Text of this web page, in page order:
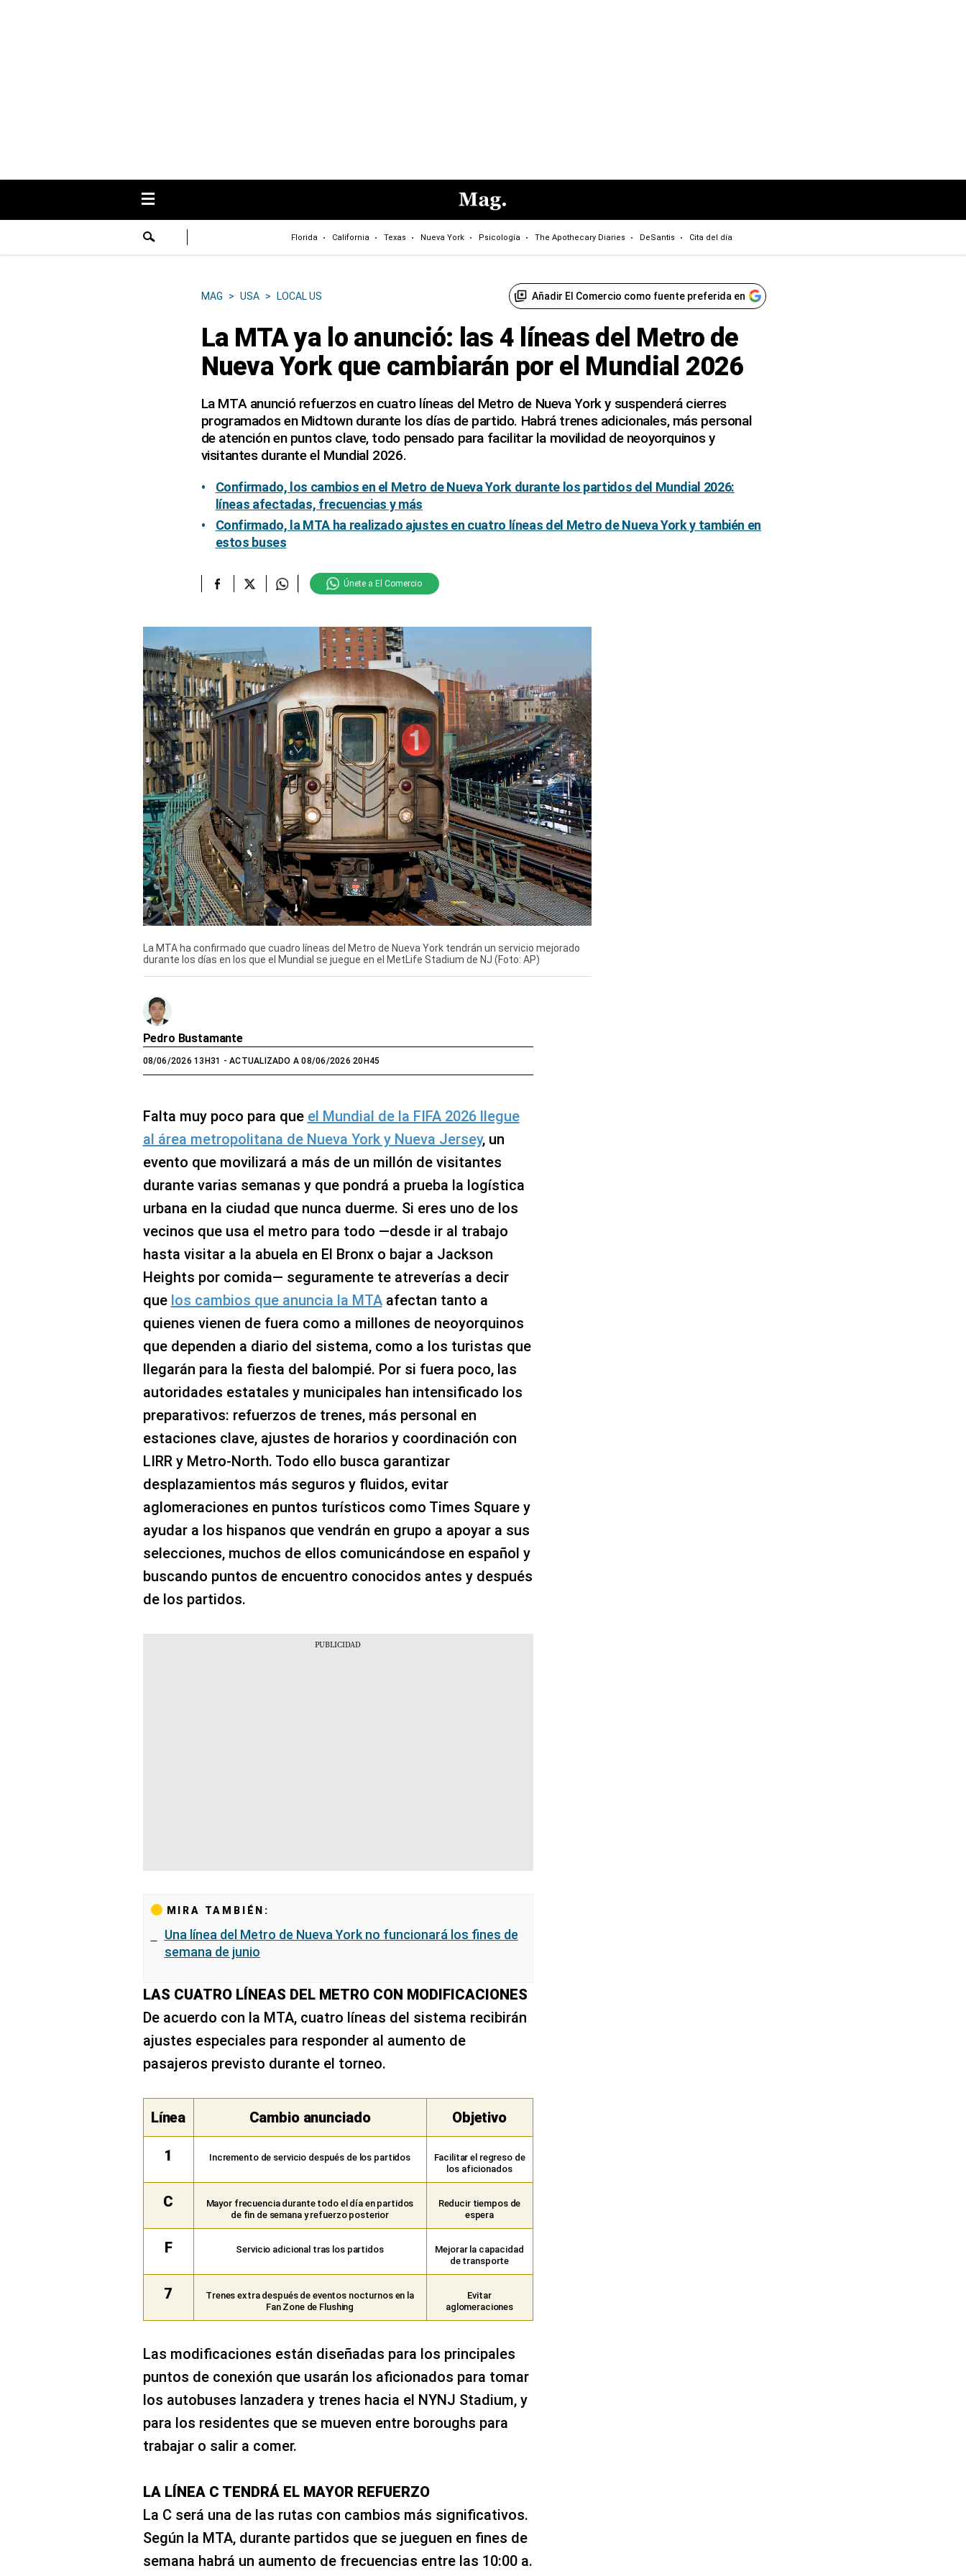
Florida California Texas Nueva York Psicología The Apothecary Diaries DeSantis Cita del día
MAG > USA > LOCAL US Añadir El Comercio como fuente preferida en
La MTA ya lo anunció: las 4 líneas del Metro de
Nueva York que cambiarán por el Mundial 2026
La MTA anunció refuerzos en cuatro líneas del Metro de Nueva York y suspenderá cierres
programados en Midtown durante los días de partido. Habrá trenes adicionales, más personal
de atención en puntos clave, todo pensado para facilitar la movilidad de neoyorquinos y
visitantes durante el Mundial 2026.
Confirmado, los cambios en el Metro de Nueva York durante los partidos del Mundial 2026:
líneas afectadas, frecuencias y más
Confirmado, la MTA ha realizado ajustes en cuatro líneas del Metro de Nueva York y también en
estos buses
Únete a El Comercio
La MTA ha confirmado que cuadro líneas del Metro de Nueva York tendrán un servicio mejorado
durante los días en los que el Mundial se juegue en el MetLife Stadium de NJ (Foto: AP)
Pedro Bustamante
08/06/2026 13H31 - ACTUALIZADO A 08/06/2026 20H45
Falta muy poco para que el Mundial de la FIFA 2026 llegue
al área metropolitana de Nueva York y Nueva Jersey, un
evento que movilizará a más de un millón de visitantes
durante varias semanas y que pondrá a prueba la logística
urbana en la ciudad que nunca duerme. Si eres uno de los
vecinos que usa el metro para todo —desde ir al trabajo
hasta visitar a la abuela en El Bronx o bajar a Jackson
Heights por comida— seguramente te atreverías a decir
que los cambios que anuncia la MTAafectan tanto a
quienes vienen de fuera como a millones de neoyorquinos
que dependen a diario del sistema, como a los turistas que
llegarán para la fiesta del balompié. Por si fuera poco, las
autoridades estatales y municipales han intensificado los
preparativos: refuerzos de trenes, más personal en
estaciones clave, ajustes de horarios y coordinación con
LIRR y Metro‑North. Todo ello busca garantizar
desplazamientos más seguros y fluidos, evitar
aglomeraciones en puntos turísticos como Times Square y
ayudar a los hispanos que vendrán en grupo a apoyar a sus
selecciones, muchos de ellos comunicándose en español y
buscando puntos de encuentro conocidos antes y después
de los partidos.
MIRA TAMBIÉN:
Una línea del Metro de Nueva York no funcionará los fines de
semana de junio
LAS CUATRO LÍNEAS DEL METRO CON MODIFICACIONES
De acuerdo con la MTA, cuatro líneas del sistema recibirán
ajustes especiales para responder al aumento de
pasajeros previsto durante el torneo.
Línea Cambio anunciado Objetivo
1 Incremento de servicio después de los partidos
Facilitar el regreso de
los aficionados
C
Mayor frecuencia durante todo el día en partidos
de fin de semana y refuerzo posterior
Reducir tiempos de
espera
F Servicio adicional tras los partidos
Mejorar la capacidad
de transporte
7
Trenes extra después de eventos nocturnos en la
Fan Zone de Flushing
Evitar
aglomeraciones
Las modificaciones están diseñadas para los principales
puntos de conexión que usarán los aficionados para tomar
los autobuses lanzadera y trenes hacia el NYNJ Stadium, y
para los residentes que se mueven entre boroughs para
trabajar o salir a comer.
LA LÍNEA C TENDRÁ EL MAYOR REFUERZO
La C será una de las rutas con cambios más significativos.
Según la MTA, durante partidos que se jueguen en fines de
semana habrá un aumento de frecuencias entre las 10:00 a.